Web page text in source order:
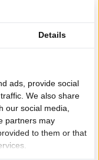
Details
ads, provide social
We also share
our social media,
partners may
to them or that